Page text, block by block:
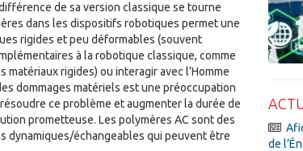
de sa version classique se tourne
dans les dispositifs robotiques permet une
rigides et peu déformables (souvent
à la robotique classique, comme
rigides) ou interagir avec l’Homme
dommages matériels est une préoccupation
ce problème et augmenter la durée de
prometteuse. Les polymères AC sont des
dynamiques/échangeables qui peuvent être
de